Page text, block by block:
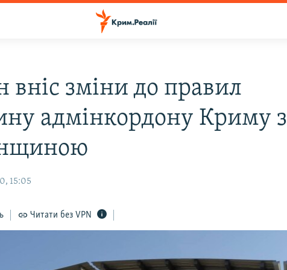
вніс зміни до правил
адмінкордону Криму з
15:05
Читати без VPN